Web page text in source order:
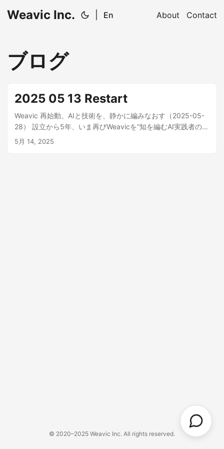
Weavic Inc. En About Contact
ブログ
2025 05 13 Restart
Weavic 再始動。AIと技術を、静かに編みなおす（2025-05-
28） 設立から5年、いま再びWeavicを“知を編むAI実践者の
場”としてリニューアルしました。 本サイトでは、生成AIを含
5月 14, 2025
© 2020–2025 Weavic Inc. All rights reserved.